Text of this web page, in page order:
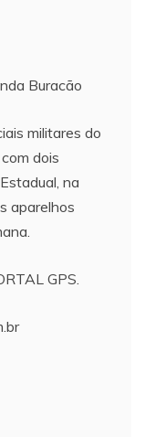
Buracão
militares do
dois
na
aparelhos
GPS.